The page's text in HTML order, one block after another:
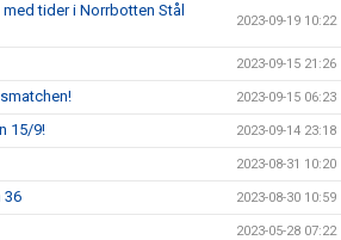
tider i Norrbotten Stål
2023-09-19 10:22
2023-09-15 21:26
2023-09-15 06:23
15/9! 2023-09-14 23:18
2023-08-31 10:20
36 2023-08-30 10:59
2023-05-28 07:22